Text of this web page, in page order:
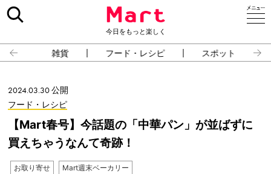
今日をもっと楽しく
雑貨 フード・レシピ スポット
2024.03.30 公開
フード・レシピ
【Mart春号】今話題の「中華パン」が並ばずに
買えちゃうなんて奇跡！
お取り寄せ Mart週末ベーカリー